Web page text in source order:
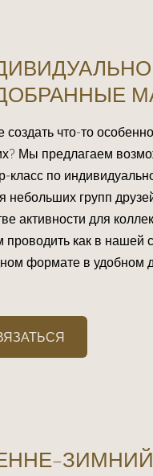
создать что-то
Мы предлагаем
класс по
небольших групп
активности для
как в нашей
формате в удобном